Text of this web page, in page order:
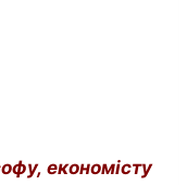
економісту